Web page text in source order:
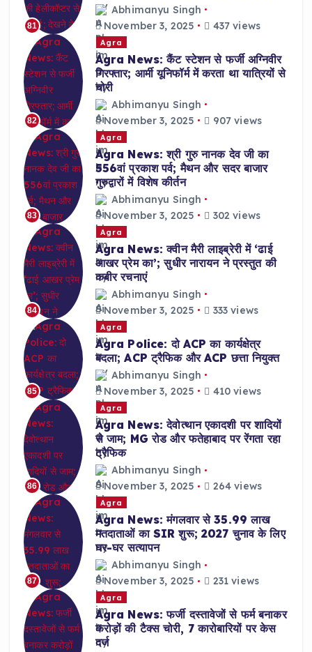
81
Abhimanyu Singh
November 3, 2025
437 views
82
Agra
Agra News: कैंट स्टेशन से फर्जी अग्निवीर
गिरफ्तार; आर्मी यूनिफॉर्म में करता था यात्रियों से
चोरी
Abhimanyu Singh
November 3, 2025
907 views
83
Agra
Agra News: श्री गुरु नानक देव जी का
556वां प्रकाश पर्व; मैथन और सदर बाजार
गुरुद्वारों में विशेष कीर्तन
Abhimanyu Singh
November 3, 2025
302 views
84
Agra
Agra News: क्वीन मैरी लाइब्रेरी में ‘ढाई
आखर प्रेम का’; सुधीर नारायन ने प्रस्तुत की
कबीर रचनाएं
Abhimanyu Singh
November 3, 2025
333 views
85
Agra
Agra Police: दो ACP का कार्यक्षेत्र
बदला; ACP ट्रैफिक और ACP छत्ता नियुक्त
Abhimanyu Singh
November 3, 2025
410 views
86
Agra
Agra News: देवोत्थान एकादशी पर शादियों
से जाम; MG रोड और फतेहाबाद पर रेंगता रहा
ट्रैफिक
Abhimanyu Singh
November 3, 2025
264 views
87
Agra
Agra News: मंगलवार से 35.99 लाख
मतदाताओं का SIR शुरू; 2027 चुनाव के लिए
घर-घर सत्यापन
Abhimanyu Singh
November 3, 2025
231 views
Agra
Agra News: फर्जी दस्तावेजों से फर्म बनाकर
करोड़ों की टैक्स चोरी, 7 कारोबारियों पर केस
दर्ज